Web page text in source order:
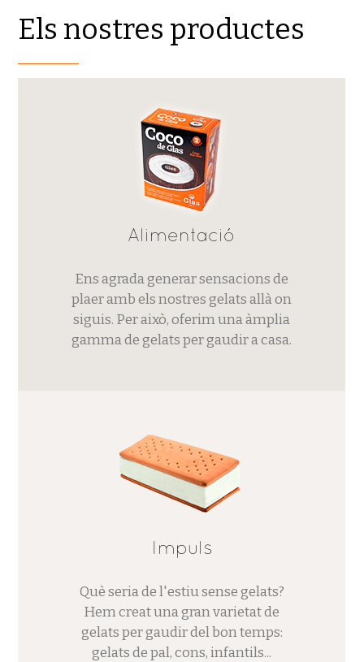
Els nostres productes
Alimentació
Ens agrada generar sensacions de
plaer amb els nostres gelats allà on
siguis. Per això, oferim una àmplia
gamma de gelats per gaudir a casa.
Impuls
Què seria de l'estiu sense gelats?
Hem creat una gran varietat de
gelats per gaudir del bon temps:
gelats de pal, cons, infantils...